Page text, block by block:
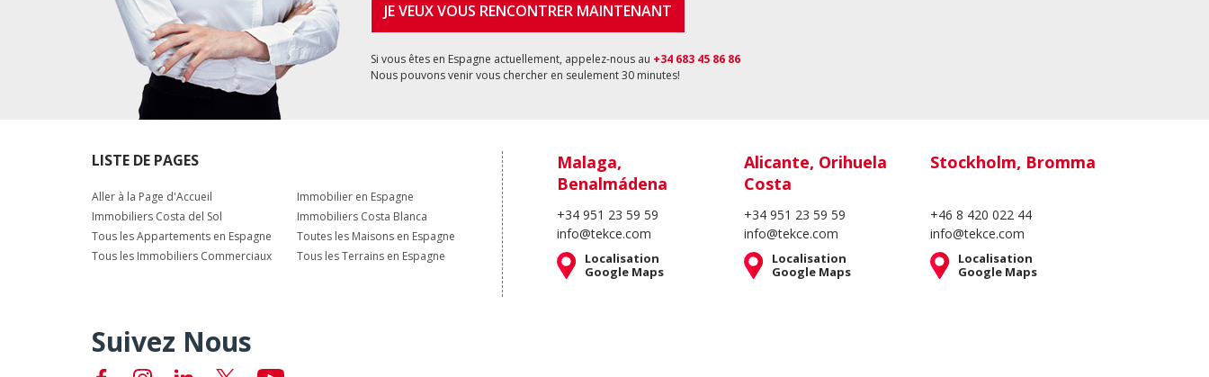
JE VEUX VOUS RENCONTRER MAINTENANT
Si vous êtes en Espagne actuellement, appelez-nous au +34 683 45 86 86
Nous pouvons venir vous chercher en seulement 30 minutes!
LISTE DE PAGES
Aller à la Page d'Accueil
Immobilier en Espagne
Immobiliers Costa del Sol
Immobiliers Costa Blanca
Tous les Appartements en Espagne
Toutes les Maisons en Espagne
Tous les Immobiliers Commerciaux
Tous les Terrains en Espagne
Malaga,
Benalmádena
+34 951 23 59 59
info@tekce.com
Localisation
Google Maps
Alicante, Orihuela
Costa
+34 951 23 59 59
info@tekce.com
Localisation
Google Maps
Stockholm, Bromma
+46 8 420 022 44
info@tekce.com
Localisation
Google Maps
Suivez Nous